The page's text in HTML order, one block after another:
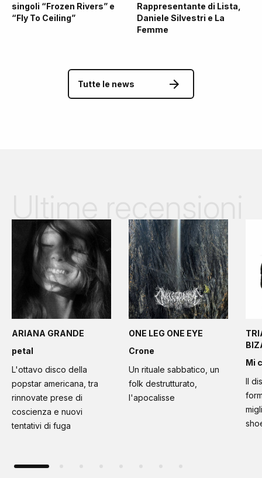
singoli “Frozen Rivers” e
“Fly To Ceiling”
Rappresentante di Lista,
Daniele Silvestri e La
Femme
Tutte le news
ARIANA GRANDE
petal
L'ottavo disco della
popstar americana, tra
rinnovate prese di
coscienza e nuovi
tentativi di fuga
ONE LEG ONE EYE
Crone
Un rituale sabbatico, un
folk destrutturato,
l'apocalisse
Mi
Il